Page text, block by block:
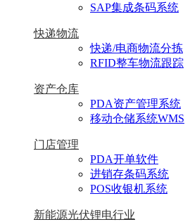
SAP集成条码系统
快递物流
快递/电商物流分拣
RFID整车物流跟踪
资产仓库
PDA资产管理系统
移动仓储系统WMS
门店管理
PDA开单软件
进销存条码系统
POS收银机系统
新能源光伏锂电行业